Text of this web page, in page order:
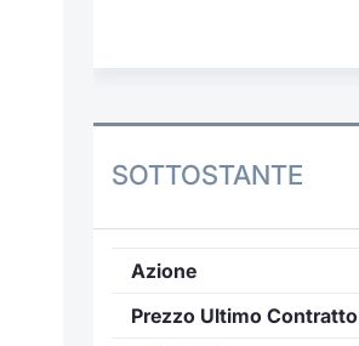
SOTTOSTANTE
Azione
Prezzo Ultimo Contratto